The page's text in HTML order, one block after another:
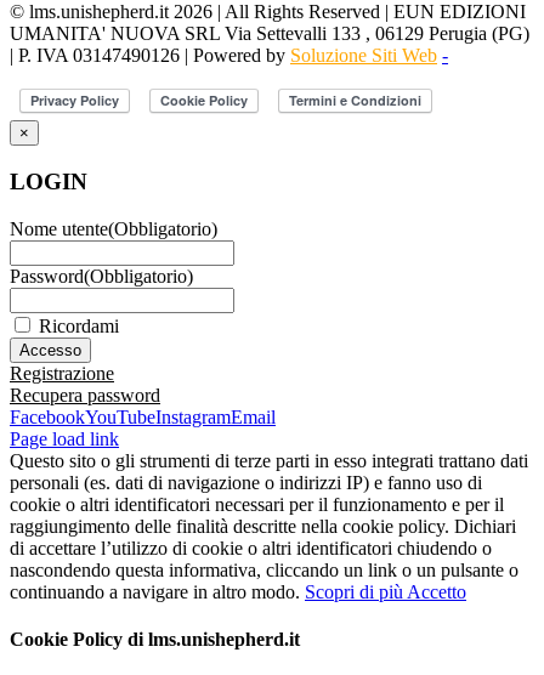
© lms.unishepherd.it 2026 | All Rights Reserved | EUN EDIZIONI
UMANITA' NUOVA SRL Via Settevalli 133 , 06129 Perugia (PG)
| P. IVA 03147490126 | Powered by Soluzione Siti Web -
×
LOGIN
Nome utente(Obbligatorio)
Password(Obbligatorio)
Ricordami
Registrazione
Recupera password
FacebookYouTubeInstagramEmail
Page load link
Questo sito o gli strumenti di terze parti in esso integrati trattano dati
personali (es. dati di navigazione o indirizzi IP) e fanno uso di
cookie o altri identificatori necessari per il funzionamento e per il
raggiungimento delle finalità descritte nella cookie policy. Dichiari
di accettare l’utilizzo di cookie o altri identificatori chiudendo o
nascondendo questa informativa, cliccando un link o un pulsante o
continuando a navigare in altro modo. Scopri di più Accetto
Cookie Policy di lms.unishepherd.it